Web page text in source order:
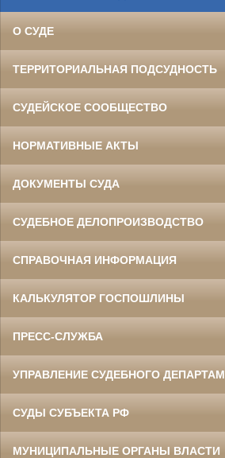
О СУДЕ
ТЕРРИТОРИАЛЬНАЯ ПОДСУДНОСТЬ
СУДЕЙСКОЕ СООБЩЕСТВО
НОРМАТИВНЫЕ АКТЫ
ДОКУМЕНТЫ СУДА
СУДЕБНОЕ ДЕЛОПРОИЗВОДСТВО
СПРАВОЧНАЯ ИНФОРМАЦИЯ
КАЛЬКУЛЯТОР ГОСПОШЛИНЫ
ПРЕСС-СЛУЖБА
УПРАВЛЕНИЕ СУДЕБНОГО
СУДЫ СУБЪЕКТА РФ
МУНИЦИПАЛЬНЫЕ ОРГАНЫ ВЛАСТИ